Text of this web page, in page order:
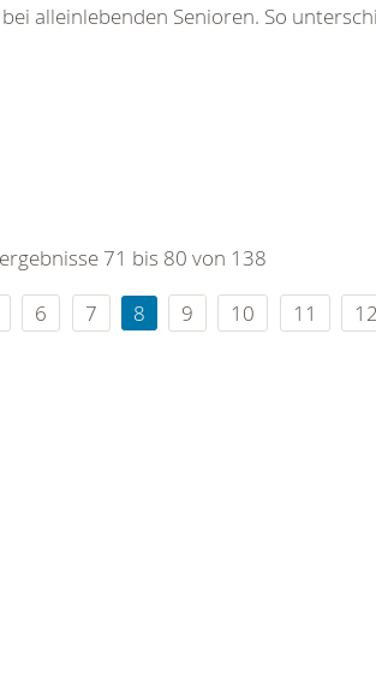
alleinlebenden Senioren. So
71 bis 80 von 138
6 7 8 9 10 11 12